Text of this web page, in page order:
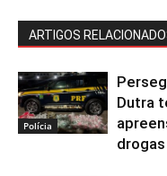
ARTIGOS
Polícia
Dutra
drogas